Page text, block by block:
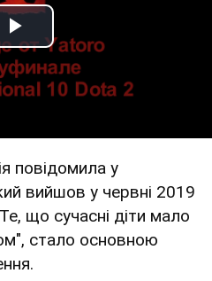
Play Video
повідомила у
вийшов у червні 2019
що сучасні діти мало
стало основною